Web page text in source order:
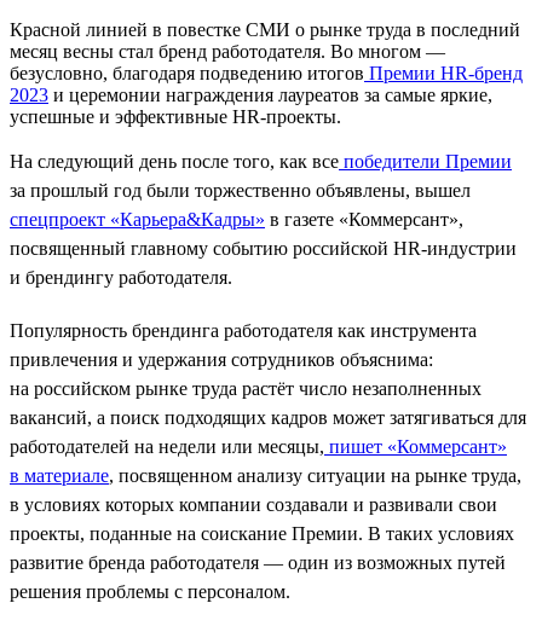
Красной линией в повестке СМИ о рынке труда в последний
месяц весны стал бренд работодателя. Во многом —
безусловно, благодаря подведению итогов Премии HR-бренд
2023 и церемонии награждения лауреатов за самые яркие,
успешные и эффективные HR-проекты.
На следующий день после того, как все победители Премии
за прошлый год были торжественно объявлены, вышел
спецпроект «Карьера&Кадры» в газете «Коммерсант»,
посвященный главному событию российской HR-индустрии
и брендингу работодателя.
Популярность брендинга работодателя как инструмента
привлечения и удержания сотрудников объяснима:
на российском рынке труда растёт число незаполненных
вакансий, а поиск подходящих кадров может затягиваться для
работодателей на недели или месяцы, пишет «Коммерсант»
в материале, посвященном анализу ситуации на рынке труда,
в условиях которых компании создавали и развивали свои
проекты, поданные на соискание Премии. В таких условиях
развитие бренда работодателя — один из возможных путей
решения проблемы с персоналом.